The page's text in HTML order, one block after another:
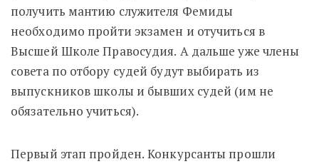
получить мантию служителя Фемиды
необходимо пройти экзамен и отучиться в
Высшей Школе Правосудия. А дальше уже члены
совета по отбору судей будут выбирать из
выпускников школы и бывших судей (им не
обязательно учиться).
Первый этап пройден. Конкурсанты прошли